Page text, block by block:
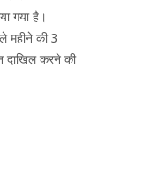
गया है।
महीने की 3
दाखिल करने की